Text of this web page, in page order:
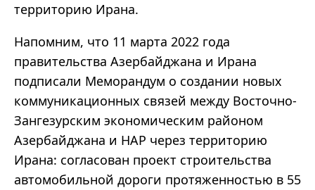
территорию Ирана.
Напомним, что 11 марта 2022 года
правительства Азербайджана и Ирана
подписали Меморандум о создании новых
коммуникационных связей между Восточно-
Зангезурским экономическим районом
Азербайджана и НАР через территорию
Ирана: согласован проект строительства
автомобильной дороги протяженностью в 55